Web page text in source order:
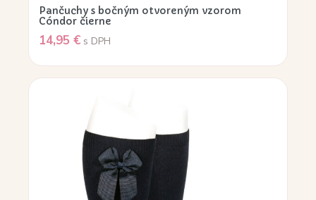
Pančuchy s bočným otvoreným vzorom
Cóndor čierne
14,95 € s DPH